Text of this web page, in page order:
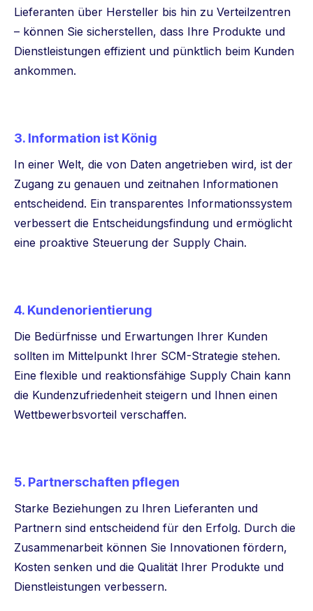
Lieferanten über Hersteller bis hin zu Verteilzentren
– können Sie sicherstellen, dass Ihre Produkte und
Dienstleistungen effizient und pünktlich beim Kunden
ankommen.
3. Information ist König
In einer Welt, die von Daten angetrieben wird, ist der
Zugang zu genauen und zeitnahen Informationen
entscheidend. Ein transparentes Informationssystem
verbessert die Entscheidungsfindung und ermöglicht
eine proaktive Steuerung der Supply Chain.
4. Kundenorientierung
Die Bedürfnisse und Erwartungen Ihrer Kunden
sollten im Mittelpunkt Ihrer SCM-Strategie stehen.
Eine flexible und reaktionsfähige Supply Chain kann
die Kundenzufriedenheit steigern und Ihnen einen
Wettbewerbsvorteil verschaffen.
5. Partnerschaften pflegen
Starke Beziehungen zu Ihren Lieferanten und
Partnern sind entscheidend für den Erfolg. Durch die
Zusammenarbeit können Sie Innovationen fördern,
Kosten senken und die Qualität Ihrer Produkte und
Dienstleistungen verbessern.